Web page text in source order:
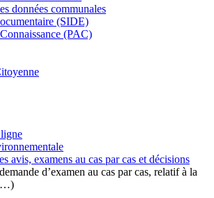
données communales
(SIDE)
(PAC)
avis, examens au cas par cas et décisions
d’examen au cas par cas, relatif à la